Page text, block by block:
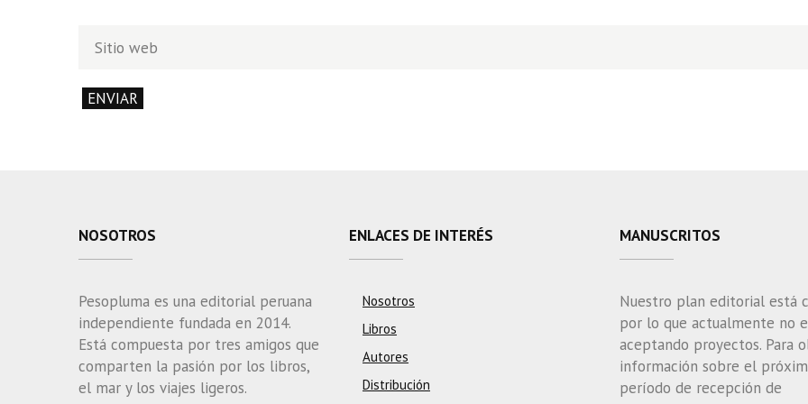
NOSOTROS
Pesopluma es una editorial peruana
independiente fundada en 2014.
Está compuesta por tres amigos que
comparten la pasión por los libros,
el mar y los viajes ligeros.
ENLACES DE INTERÉS
Nosotros
Libros
Autores
Distribución
MANUSCRITOS
Nuestro plan editorial está
por lo que actualmente no
aceptando proyectos. Para
información sobre el
período de recepción de